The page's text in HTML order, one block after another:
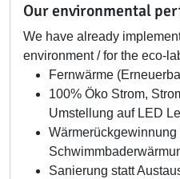
Our environmental
We have already
environment / for the eco-
Fernwärme
100% Öko Strom,
Umstellung auf LED
Sanierung statt